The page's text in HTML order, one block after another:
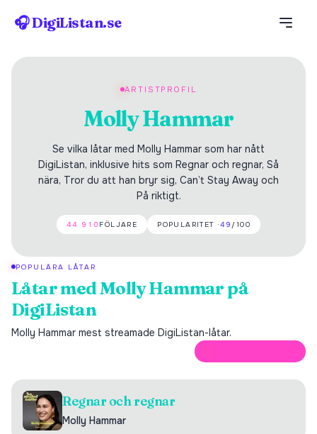
🎧 DigiListan.se
ARTISTPROFIL
Molly Hammar
Se vilka låtar med Molly Hammar som har nått
DigiListan, inklusive hits som Regnar och regnar, Så
nära, Tror du att han bryr sig, Can’t Stay Away och
På riktigt.
44 910 FÖLJARE POPULARITET ·49 /100
POPULÄRA LÅTAR
Låtar medMolly Hammar på
DigiListan
Molly Hammar mest streamade DigiListan-låtar.
Regnar och regnar
Molly Hammar